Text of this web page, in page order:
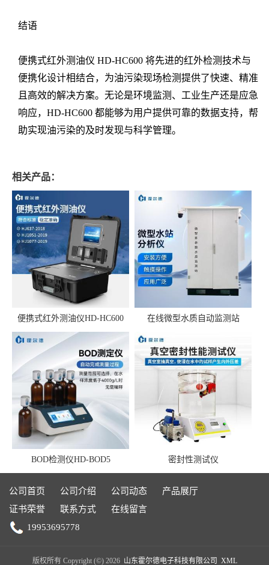
结语
便携式红外测油仪 HD-HC600 将先进的红外检测技术与
便携化设计相结合，为油污染现场检测提供了快速、精准
且高效的解决方案。无论是环境监测、工业生产还是应急
响应，HD-HC600 都能够为用户提供可靠的数据支持，帮
助实现油污染的及时发现与科学管理。
相关产品：
便携式红外测油仪HD-HC600 在线微型水质自动监测站
BOD检测仪HD-BOD5 密封性测试仪
公司首页 公司介绍 公司动态
产品展厅
证书荣誉
联系方式
在线留言
19953695778
版权所有 Copyright (©) 2026 山东霍尔德电子科技有限公司 XML